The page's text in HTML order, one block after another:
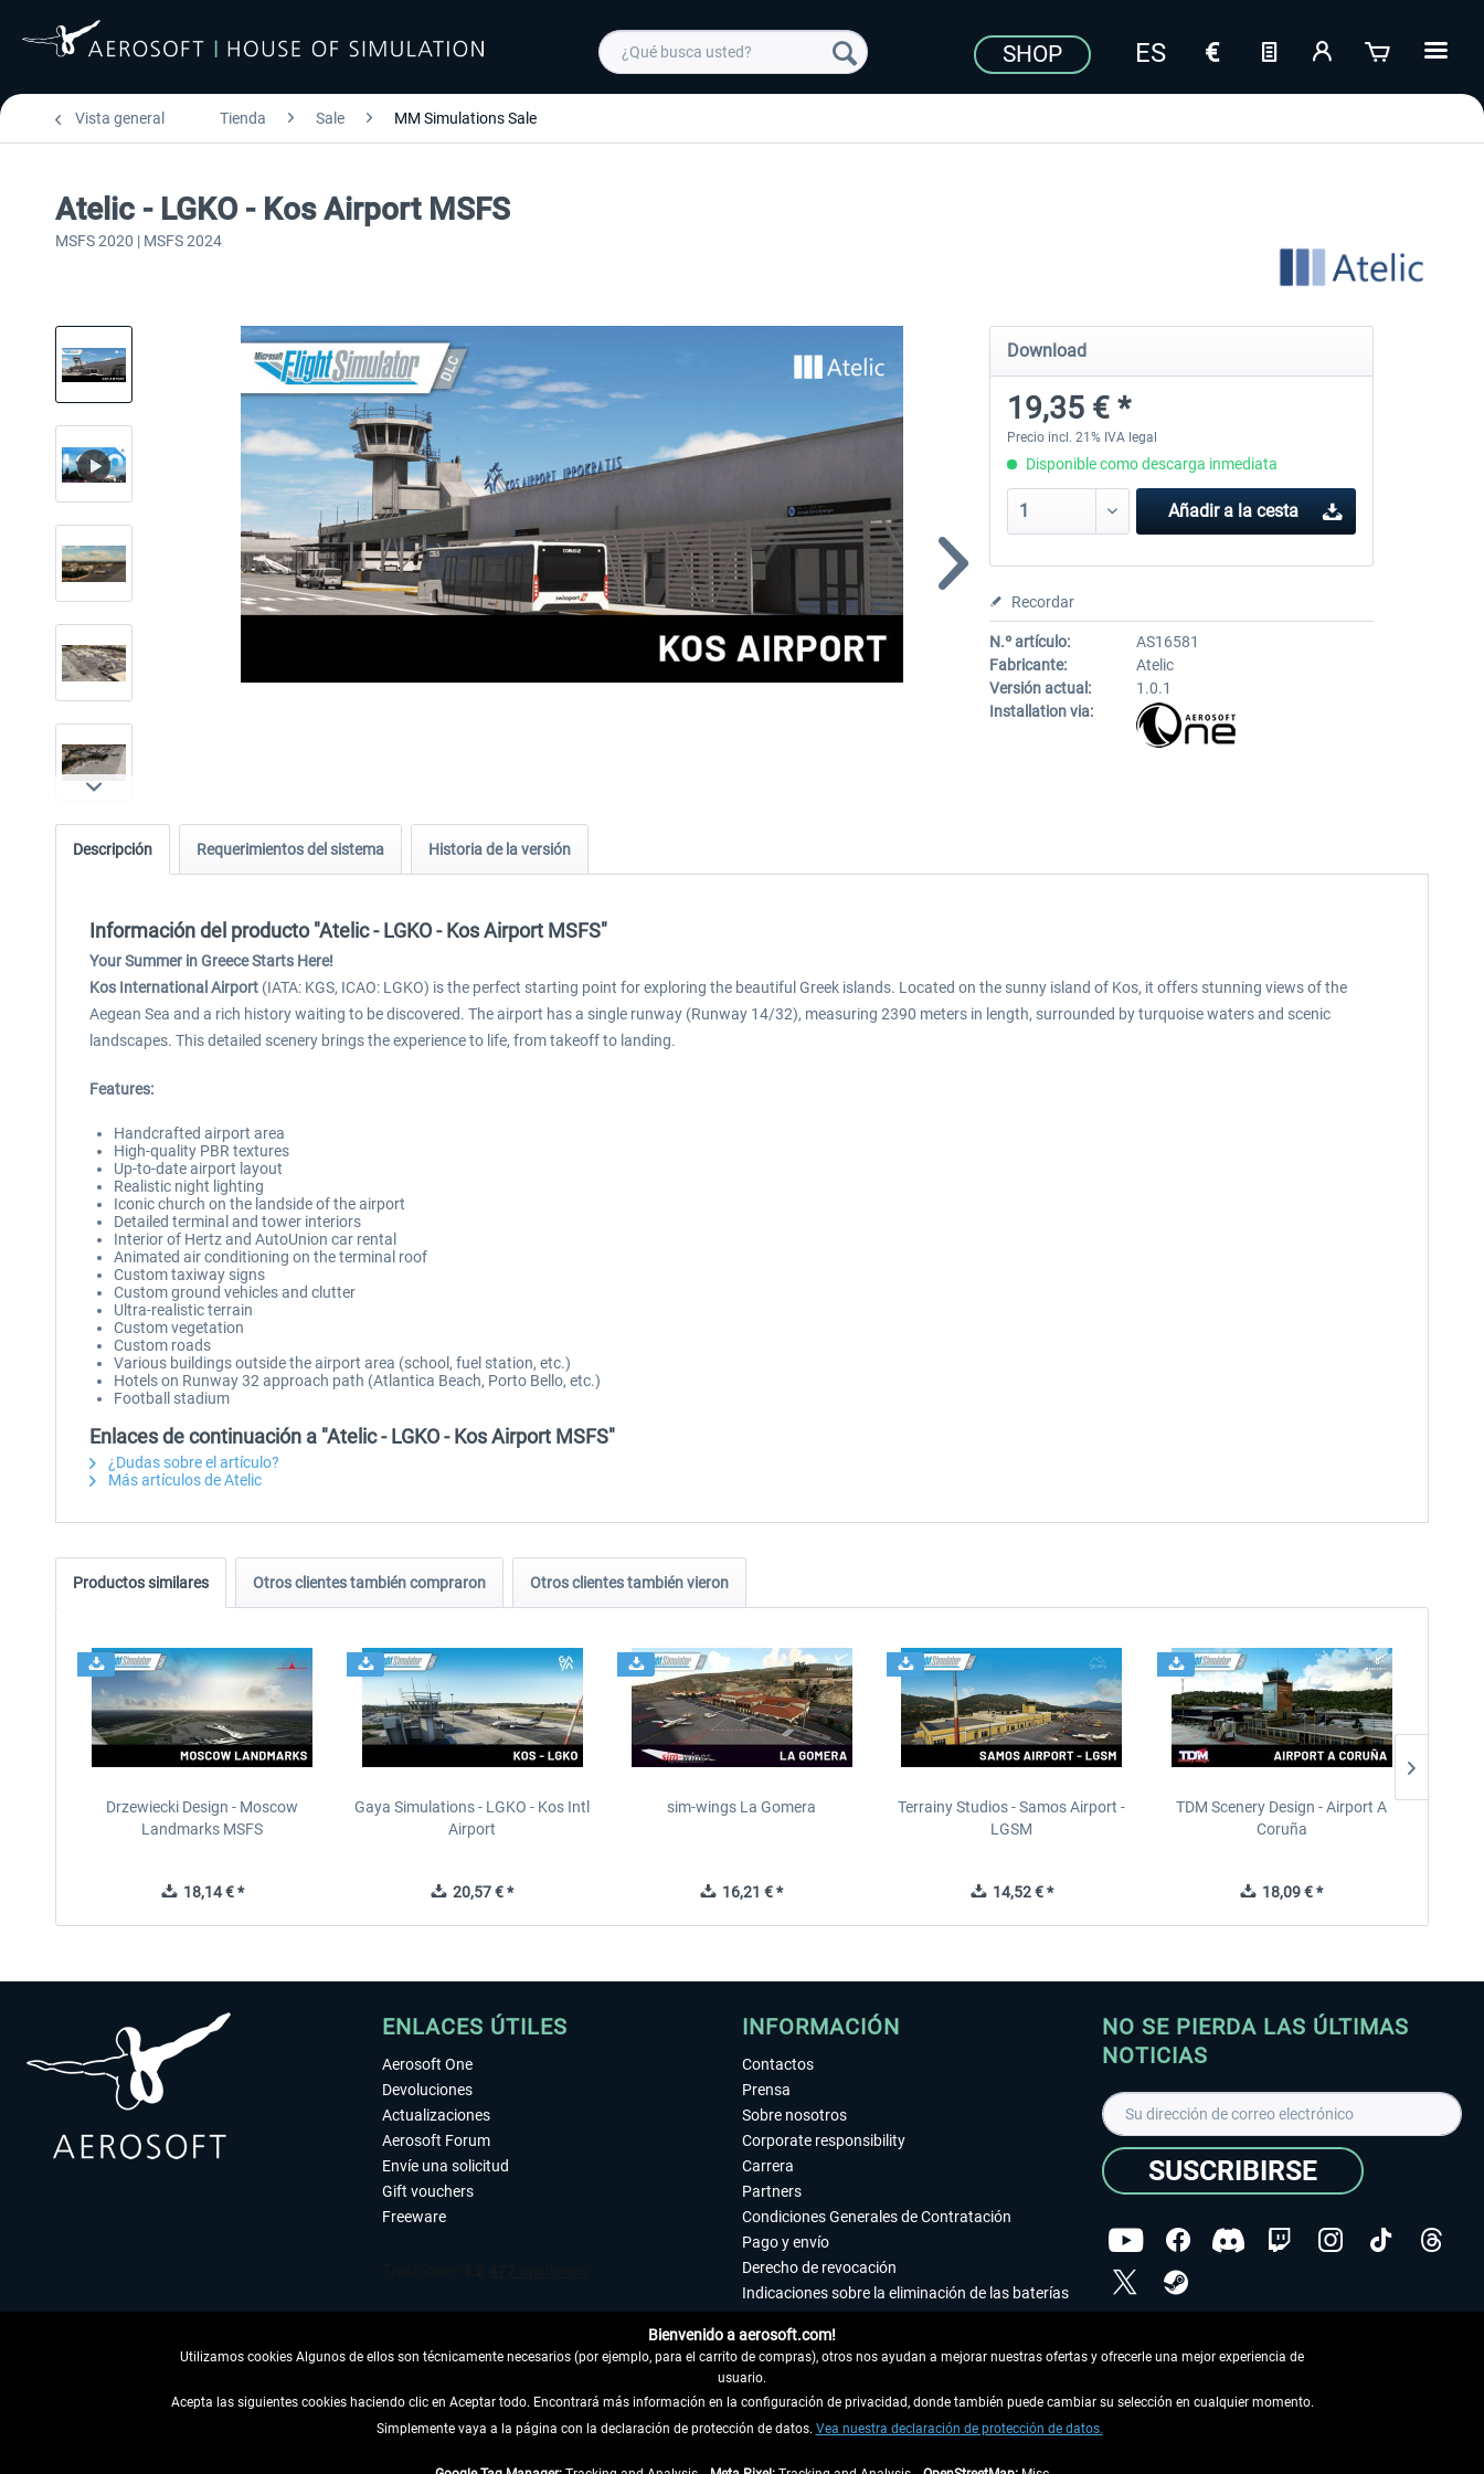
SHOP
Vista general Tienda Sale MM Simulations Sale
Atelic - LGKO - Kos Airport MSFS
MSFS 2020 | MSFS 2024
Download
19,35 € *
Precio incl. 21% IVA legal
Disponible como descarga inmediata
Añadir a la cesta
Recordar
N.º artículo:
AS16581
Fabricante:
Atelic
Versión actual:
1.0.1
Installation via:
Descripción Requerimientos del sistema Historia de la versión
Información del producto "Atelic - LGKO - Kos Airport MSFS"
Your Summer in Greece Starts Here!
Kos International Airport (IATA: KGS, ICAO: LGKO) is the perfect starting point for exploring the beautiful Greek islands. Located on the sunny island of Kos, it offers stunning views of the
Aegean Sea and a rich history waiting to be discovered. The airport has a single runway (Runway 14/32), measuring 2390 meters in length, surrounded by turquoise waters and scenic
landscapes. This detailed scenery brings the experience to life, from takeoff to landing.
Features:
Handcrafted airport area
High-quality PBR textures
Up-to-date airport layout
Realistic night lighting
Iconic church on the landside of the airport
Detailed terminal and tower interiors
Interior of Hertz and AutoUnion car rental
Animated air conditioning on the terminal roof
Custom taxiway signs
Custom ground vehicles and clutter
Ultra-realistic terrain
Custom vegetation
Custom roads
Various buildings outside the airport area (school, fuel station, etc.)
Hotels on Runway 32 approach path (Atlantica Beach, Porto Bello, etc.)
Football stadium
Enlaces de continuación a "Atelic - LGKO - Kos Airport MSFS"
¿Dudas sobre el artículo?
Más artículos de Atelic
Productos similares Otros clientes también compraron Otros clientes también vieron
Drzewiecki Design - Moscow
Landmarks MSFS
18,14 € *
Gaya Simulations - LGKO - Kos Intl
Airport
20,57 € *
sim-wings La Gomera
16,21 € *
Terrainy Studios - Samos Airport -
LGSM
14,52 € *
TDM Scenery Design - Airport A
Coruña
18,09 € *
ENLACES ÚTILES
Aerosoft One
Devoluciones
Actualizaciones
Aerosoft Forum
Envíe una solicitud
Gift vouchers
Freeware
DESISTIR DEL CONTRATO
INFORMACIÓN
Contactos
Prensa
Sobre nosotros
Corporate responsibility
Carrera
Partners
Condiciones Generales de Contratación
Pago y envío
Derecho de revocación
Indicaciones sobre la eliminación de las baterías
Accesibilidad
Aviso legal
NO SE PIERDA LAS ÚLTIMAS
NOTICIAS
SUSCRIBIRSE
Copyright © Aerosoft GmbH - Todos los derechos
Bienvenido a aerosoft.com!
Utilizamos cookies Algunos de ellos son técnicamente necesarios (por ejemplo, para el carrito de compras), otros nos ayudan a mejorar nuestras ofertas y ofrecerle una mejor experiencia de
usuario.
Acepta las siguientes cookies haciendo clic en Aceptar todo. Encontrará más información en la configuración de privacidad, donde también puede cambiar su selección en cualquier momento.
Simplemente vaya a la página con la declaración de protección de datos. Vea nuestra declaración de protección de datos.